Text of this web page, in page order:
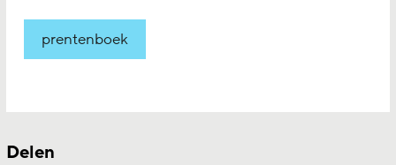
prentenboek
Delen